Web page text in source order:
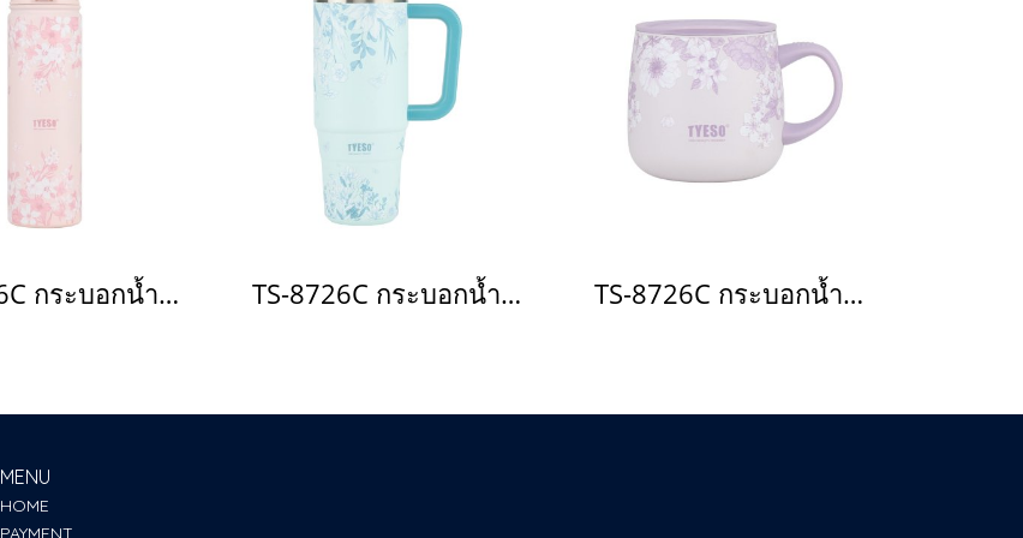
TS-8726C กระบอกน้ำเก็บอุณหภูมิ(copy)(copy)(copy)(copy)(copy)(copy)(copy)(copy)(copy)(copy)(copy)(copy)(copy)(copy)(copy)(copy)(copy)(copy)(copy)(copy)(copy)(copy)(copy)(copy) TS-8726C กระบอกน้ำเก็บอุณหภูมิ(copy)(copy)(copy)(copy)(copy)(copy)(copy)(copy)(copy)(copy)(copy)(copy)(copy)(copy)(copy)(copy)(copy)(copy)(copy)(copy)(copy)(copy)(copy) TS-8726C กระบอกน้ำเก็บอุณหภูมิ(copy)(copy)(copy)(copy)(copy)(copy)(copy)(copy)(copy)(copy)(copy)(copy)(copy)(copy)(copy)(copy)(copy)(copy)(copy)(copy)(copy)(copy)(copy)(copy)(copy)
MENU
HOME
PAYMENT